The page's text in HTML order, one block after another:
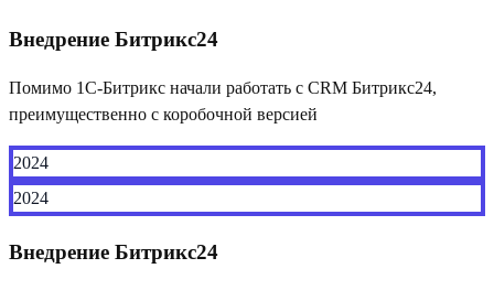
Внедрение Битрикс24
Помимо 1С-Битрикс начали работать с CRM Битрикс24,
преимущественно с коробочной версией
2024
2024
Внедрение Битрикс24